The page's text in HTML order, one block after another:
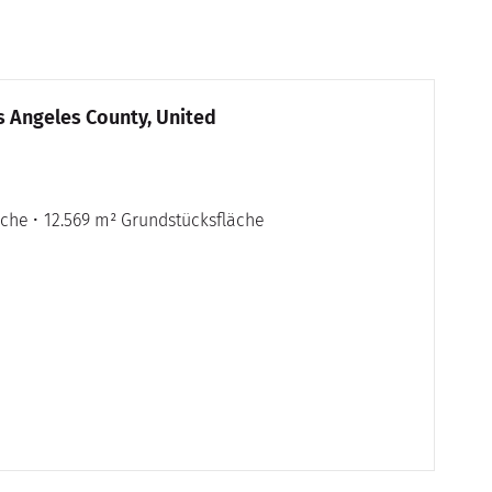
Angeles County, United
12.569 m² Grundstücksfläche